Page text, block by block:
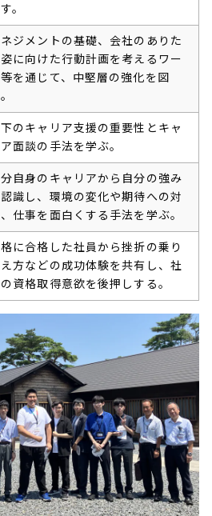
。
ジメントの基礎、会社のありた
に向けた行動計画を考えるワー
を通じて、中堅層の強化を図
のキャリア支援の重要性とキャ
ア面談の手法を学ぶ。
自身のキャリアから自分の強み
識し、環境の変化や期待への対
仕事を面白くする手法を学ぶ。
に合格した社員から挫折の乗り
方などの成功体験を共有し、社
資格取得意欲を後押しする。